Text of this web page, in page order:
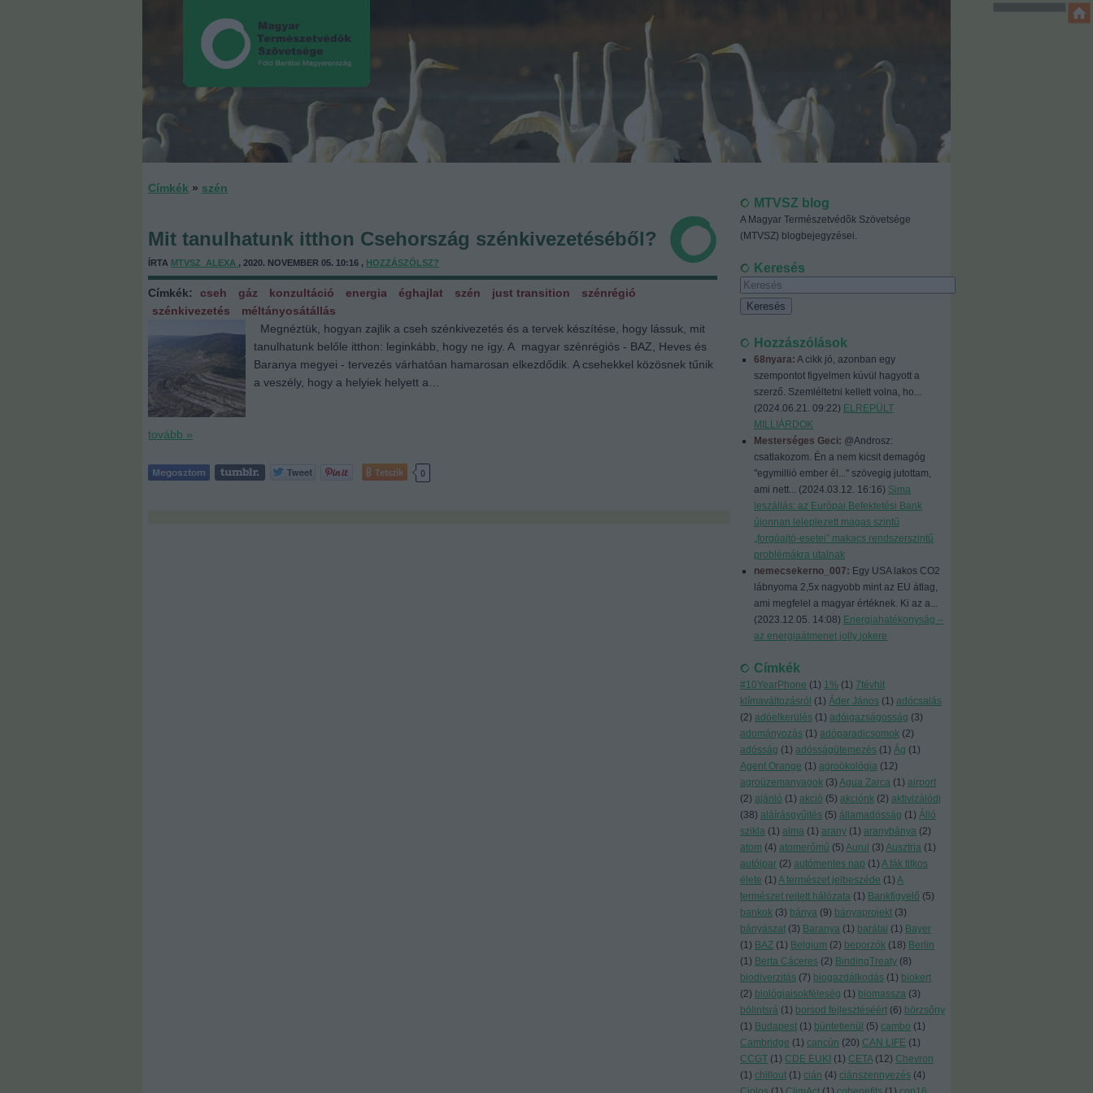
Címkék » szén
Mit tanulhatunk itthon Csehország szénkivezetéséből?
ÍRTA MTVSZ_ALEXA , 2020. NOVEMBER 05. 10:16 , HOZZÁSZÓLSZ?
Címkék: cseh gáz konzultáció energia éghajlat szén just transition
szénrégió
szénkivezetés
méltányosátállás
Megnéztük, hogyan zajlik a cseh szénkivezetés és a tervek készítése, hogy lássuk, mit
tanulhatunk belőle itthon: leginkább, hogy ne így. A magyar szénrégiós - BAZ, Heves és
Baranya megyei - tervezés várhatóan hamarosan elkezdődik. A csehekkel közösnek tűnik
a veszély, hogy a helyiek helyett a…
tovább »
Tetszik 0
MTVSZ blog
A Magyar Természetvédõk Szövetsége
(MTVSZ) blogbejegyzései.
Keresés
Hozzászólások
68nyara: A cikk jó, azonban egy
szempontot figyelmen kúvül hagyott a
szerző. Szemléltetni kellett volna, ho...
(2024.06.21. 09:22) ELREPÜLT
MILLIÁRDOK
Mesterséges Geci: @Androsz:
csatlakozom. Én a nem kicsit demagóg
"egymillió ember él..." szövegig jutottam,
ami nett... (2024.03.12. 16:16) Sima
leszállás: az Európai Befektetési Bank
újonnan leleplezett magas szintű
„forgóajtó-esetei” makacs rendszerszintű
problémákra utalnak
nemecsekerno_007: Egy USA lakos CO2
lábnyoma 2,5x nagyobb mint az EU átlag,
ami megfelel a magyar értéknek. Ki az a...
(2023.12.05. 14:08) Energiahatékonyság –
az energiaátmenet jolly jokere
Címkék
#10YearPhone (1) 1% (1) 7tévhit
klímaváltozásról (1) Áder János (1) adócsalás
(2) adóelkerülés (1) adóigazságosság (3)
adományozás (1) adóparadicsomok (2)
adósság (1) adósságütemezés (1) Ág (1)
Agent Orange (1) agroökológia (12)
agroüzemanyagok (3) Agua Zarca (1) airport
(2) ajánló (1) akció (5) akciónk (2) aktivizálódj
(38) aláírásgyűjtés (5) államadósság (1) Álló
szikla (1) alma (1) arany (1) aranybánya (2)
atom (4) atomerőmű (5) Aurul (3) Ausztria (1)
autóipar (2) autómentes nap (1) A fák titkos
élete (1) A természet jelbeszéde (1) A
természet rejtett hálózata (1) Bankfigyelő (5)
bankok (3) bánya (9) bányaprojekt (3)
bányászat (3) Baranya (1) barátai (1) Bayer
(1) BAZ (1) Belgium (2) beporzók (18) Berlin
(1) Berta Cáceres (2) BindingTreaty (8)
biodiverzitás (7) biogazdálkodás (1) biokert
(2) biológiaisokféleség (1) biomassza (3)
bólintsrá (1) borsod fejlesztéséért (6) börzsőny
(1) Budapest (1) büntetlenül (5) cambo (1)
Cambridge (1) cancún (20) CAN LIFE (1)
CCGT (1) CDE EUKI (1) CETA (12) Chevron
(1) chillout (1) cián (4) ciánszennyezés (4)